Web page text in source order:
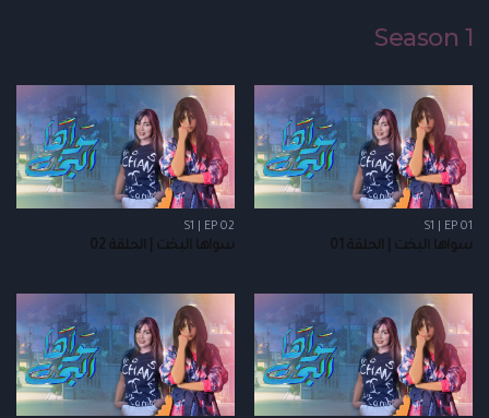
Season 1
S1 | EP 01
سواها البخت | الحلقة 01
S1 | EP 02
سواها البخت | الحلقة 02